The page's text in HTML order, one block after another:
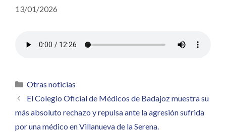
13/01/2026
Categorías
Otras noticias
El Colegio Oficial de Médicos de Badajoz muestra su
más absoluto rechazo y repulsa ante la agresión sufrida
por una médico en Villanueva de la Serena.